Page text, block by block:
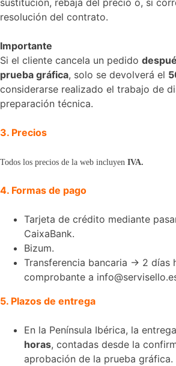
resolución del contrato.
Importante
Si el cliente cancela un pedido
prueba gráfica, solo se devolverá el
considerarse realizado el trabajo de
preparación técnica.
3. Precios
Todos los precios de la web incluyen IVA.
4. Formas de pago
Tarjeta de crédito mediante
CaixaBank.
Bizum.
Transferencia bancaria → 2 días
comprobante a
5. Plazos de entrega
En la Península Ibérica, la
horas, contadas desde la
aprobación de la prueba gráfica.